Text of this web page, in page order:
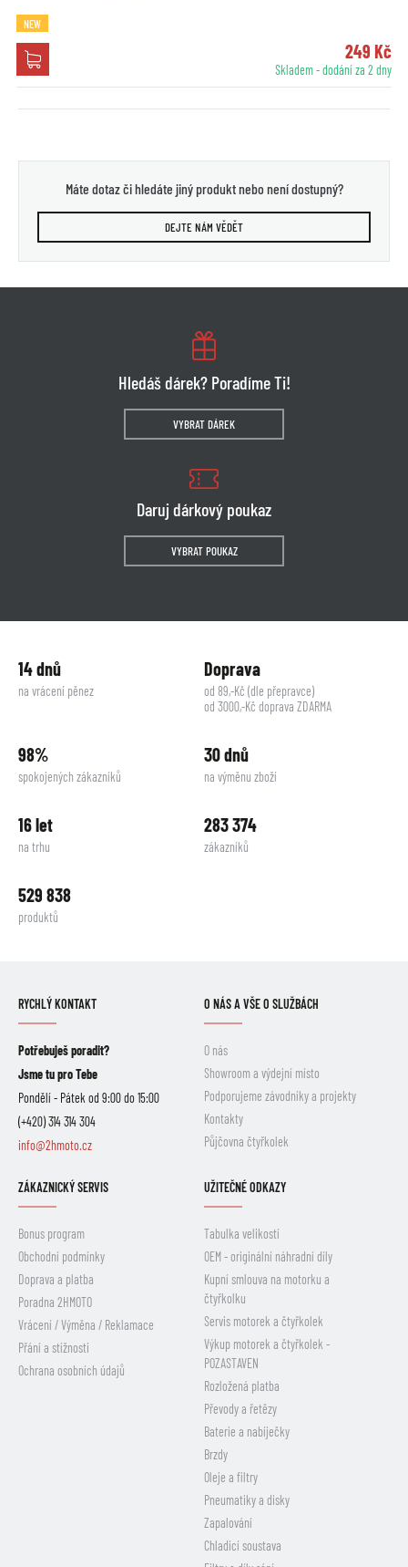
NEW
249 Kč
Skladem - dodání za 2 dny
Máte dotaz či hledáte jiný produkt nebo není dostupný?
DEJTE NÁM VĚDĚT
Hledáš dárek? Poradíme Ti!
VYBRAT DÁREK
Daruj dárkový poukaz
VYBRAT POUKAZ
14 dnů
na vrácení pěnez
Doprava
od 89,-Kč (dle přepravce)
od 3000,-Kč doprava ZDARMA
98%
spokojených zákazníků
30 dnů
na výměnu zboží
16 let
na trhu
283 374
zákazníků
529 838
produktů
RYCHLÝ KONTAKT
Potřebuješ poradit?
Jsme tu pro Tebe
Pondělí - Pátek od 9:00 do 15:00
(+420) 314 314 304
info@2hmoto.cz
O NÁS A VŠE O SLUŽBÁCH
O nás
Showroom a výdejní místo
Podporujeme závodníky a projekty
Kontakty
Půjčovna čtyřkolek
ZÁKAZNICKÝ SERVIS
Bonus program
Obchodní podmínky
Doprava a platba
Poradna 2HMOTO
Vrácení / Výměna / Reklamace
Přání a stížnosti
Ochrana osobních údajů
UŽITEČNÉ ODKAZY
Tabulka velikostí
OEM - originální náhradní díly
Kupní smlouva na motorku a
čtyřkolku
Servis motorek a čtyřkolek
Výkup motorek a čtyřkolek -
POZASTAVEN
Rozložená platba
Převody a řetězy
Baterie a nabíječky
Brzdy
Oleje a filtry
Pneumatiky a disky
Zapalování
Chladicí soustava